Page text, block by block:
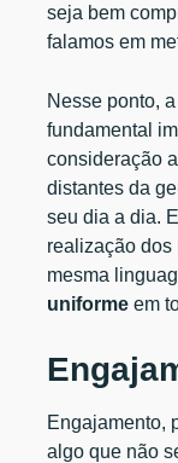
seja bem
falamos em
Nesse ponto,
fundamental
consideração
distantes da
seu dia a dia.
realização dos
mesma
uniformeem
Engajamento,
algo que não